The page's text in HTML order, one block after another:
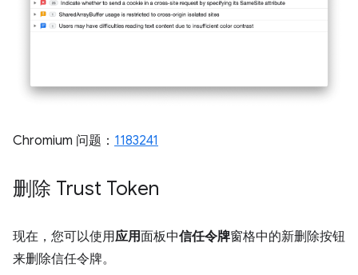
Chromium 问题： 1183241
删除 Trust Token
现在，您可以使用应用面板中信任令牌窗格中的新删除按钮
来删除信任令牌。